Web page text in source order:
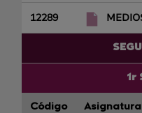
12289
1r
Código Asignatura